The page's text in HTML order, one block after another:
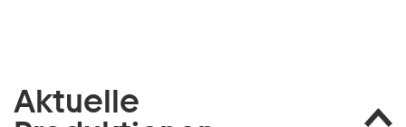
Aktuelle